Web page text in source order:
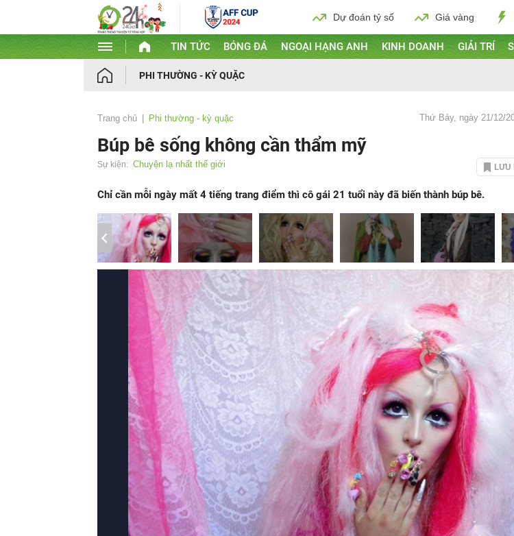
Dự đoán tỷ số Giá vàng
TIN TỨC BÓNG ĐÁ NGOẠI HẠNG ANH KINH DOANH GIẢI TRÍ
PHI THƯỜNG - KỲ QUẶC
Trang chủ Phi thường - kỳ quặc Thứ Bảy, ngày 21/12/
Búp bê sống không cần thẩm mỹ
Sự kiện: Chuyện lạ nhất thế giới LƯU
Chỉ cần mỗi ngày mất 4 tiếng trang điểm thì cô gái 21 tuổi này đã biến thành búp bê.